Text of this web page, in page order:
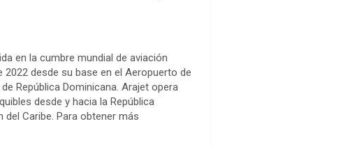
en la cumbre mundial de aviación
desde su base en el Aeropuerto de
República Dominicana. Arajet opera
desde y hacia la República
Caribe. Para obtener más